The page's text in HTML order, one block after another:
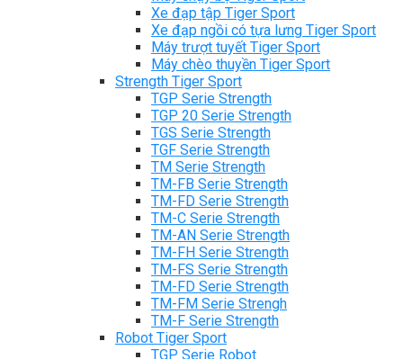
Xe đạp tập Tiger Sport
Xe đạp ngồi có tựa lưng Tiger Sport
Máy trượt tuyết Tiger Sport
Máy chèo thuyền Tiger Sport
Strength Tiger Sport
TGP Serie Strength
TGP 20 Serie Strength
TGS Serie Strength
TGF Serie Strength
TM Serie Strength
TM-FB Serie Strength
TM-FD Serie Strength
TM-C Serie Strength
TM-AN Serie Strength
TM-FH Serie Strength
TM-FS Serie Strength
TM-FD Serie Strength
TM-FM Serie Strengh
TM-F Serie Strength
Robot Tiger Sport
TGP Serie Robot